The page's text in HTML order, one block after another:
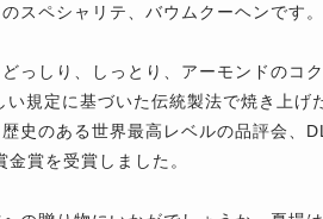
スペシャリテ、バウムクーヘンです
っしり、しっとり、アーモンドのコ
規定に基づいた伝統製法で焼き上げ
史のある世界最高レベルの品評会、
賞を受賞しました。